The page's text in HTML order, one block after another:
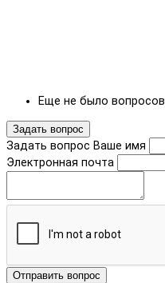
Еще не было вопросов
Задать вопрос
Задать вопрос Ваше имя
Электронная почта
Отправить вопрос